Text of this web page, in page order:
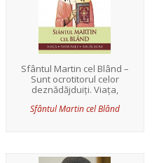
Sfântul Martin cel Blând –
Sunt ocrotitorul celor
deznădăjduiți. Viața,
Sfântul Martin cel Blând